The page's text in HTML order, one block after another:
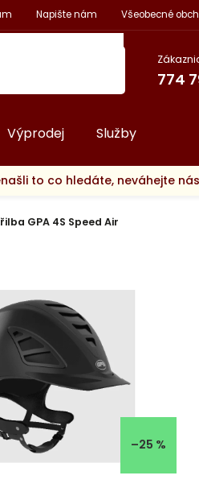
Napište nám Všeobecné
774
Výprodej Služby
to co hledáte, neváhejte
GPA 4S Speed Air
–25 %